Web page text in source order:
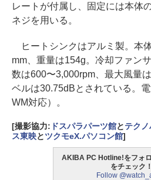
レートが付属し、固定には本体
ネジを用いる。
ヒートシンクはアルミ製。本
mm、重量は154g。冷却ファン
数は600〜3,000rpm、最大風量
ベルは30.75dBとされている。
WM対応）。
[撮影協力: ドスパラパーツ館とテク
ス東映とツクモeX.パソコン館]
AKIBA PC Hotline!をフォ
をチェック！
Follow